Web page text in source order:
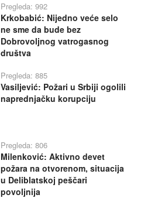
Pregleda: 992
Krkobabić: Nijedno veće selo
ne sme da bude bez
Dobrovoljnog vatrogasnog
društva
Pregleda: 885
Vasiljević: Požari u Srbiji ogolili
naprednjačku korupciju
Pregleda: 806
Milenković: Aktivno devet
požara na otvorenom, situacija
u Deliblatskoj peščari
povoljnija